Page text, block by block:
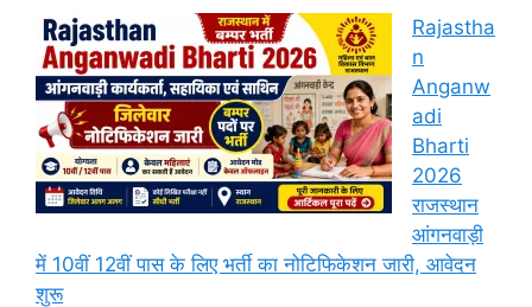
Rajastha
n
Anganw
adi
Bharti
2026
राजस्थान
आंगनवाड़ी
में 10वीं 12वीं पास के लिए भर्ती का नोटिफिकेशन जारी, आवेदन
शुरू